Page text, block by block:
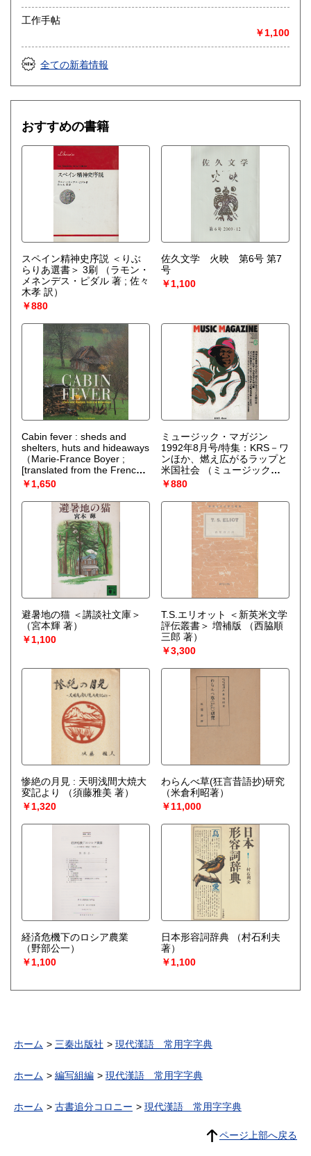
工作手帖
￥1,100
全ての新着情報
おすすめの書籍
スペイン精神史序説 ＜りぶ
らりあ選書＞ 3刷
（ラモン・
メネンデス・ピダル 著 ; 佐々
木孝 訳）
￥880
佐久文学 火映 第6号 第7
号
￥1,100
Cabin fever : sheds and
shelters, huts and hideaways
（Marie-France Boyer ;
[translated from the French
by Esther Selsden]）
￥1,650
ミュージック・マガジン
1992年8月号/特集：KRS－ワ
ンほか、燃え広がるラップと
米国社会
（ミュージック・
マガジン [編]）
￥880
避暑地の猫 ＜講談社文庫＞
（宮本輝 著）
￥1,100
T.S.エリオット ＜新英米文学
評伝叢書＞ 増補版
（西脇順
三郎 著）
￥3,300
惨絶の月見 : 天明浅間大焼大
変記より
（須藤雅美 著）
￥1,320
わらんべ草(狂言昔語抄)研究
（米倉利昭著）
￥11,000
経済危機下のロシア農業
（野部公一）
￥1,100
日本形容詞辞典
（村石利夫
著）
￥1,100
ホーム 三秦出版社 現代漢語 常用字字典
ホーム 編写組編 現代漢語 常用字字典
ホーム 古書追分コロニー 現代漢語 常用字字典
ページ上部へ戻る